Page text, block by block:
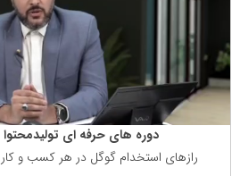
دوره های حرفه ای
رازهای استخدام گوگل در هر كسب و